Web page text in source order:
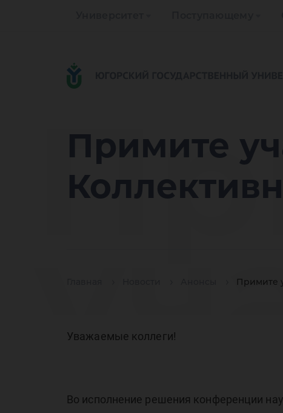
Примите
Примите
Уважаемые коллеги!
Во исполнение решения конференции